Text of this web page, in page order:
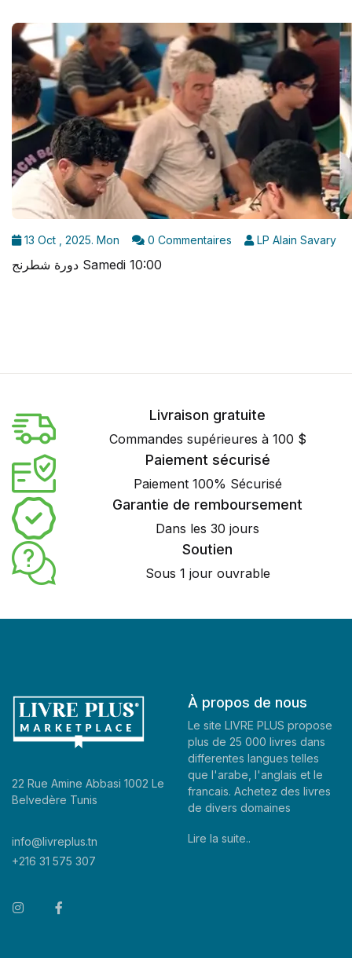
13 Oct , 2025. Mon 0 Commentaires LP Alain Savary
دورة شطرنج Samedi 10:00
Livraison gratuite
Commandes supérieures à 100 $
Paiement sécurisé
Paiement 100% Sécurisé
Garantie de remboursement
Dans les 30 jours
Soutien
Sous 1 jour ouvrable
22 Rue Amine Abbasi 1002 Le
Belvedère Tunis
info@livreplus.tn
+216 31 575 307
À propos de nous
Le site LIVRE PLUS propose
plus de 25 000 livres dans
differentes langues telles
que l'arabe, l'anglais et le
francais. Achetez des livres
de divers domaines
Lire la suite..